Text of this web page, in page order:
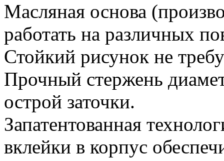
Масляная основа
работать на различных
Стойкий рисунок не
Прочный стержень
острой заточки.
Запатентованная
вклейки в корпус